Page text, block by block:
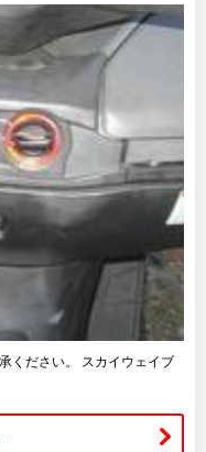
ください。 スカイウェイブ